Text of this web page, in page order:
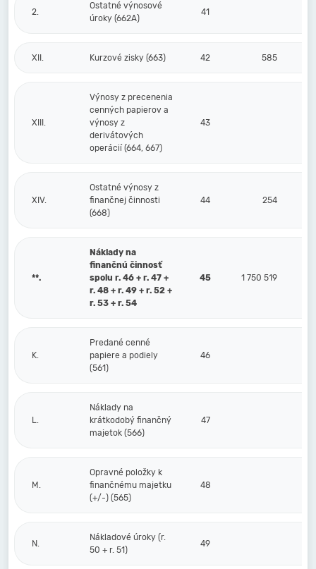
2.
Ostatné výnosové
úroky (662A)
41
XII. Kurzové zisky (663) 42 585
XIII.
Výnosy z precenenia
cenných papierov a
výnosy z
derivátových
operácií (664, 667)
43
XIV.
Ostatné výnosy z
finančnej činnosti
(668)
44 254
**.
Náklady na
finančnú činnosť
spolu r. 46 + r. 47 +
r. 48 + r. 49 + r. 52 +
r. 53 + r. 54
45 1 750 519
K.
Predané cenné
papiere a podiely
(561)
46
L.
Náklady na
krátkodobý finančný
majetok (566)
47
M.
Opravné položky k
finančnému majetku
(+/-) (565)
48
N.
Nákladové úroky (r.
50 + r. 51)
49